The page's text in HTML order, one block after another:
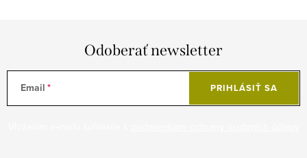
Odoberať newsletter
Email PRIHLÁSIŤ SA